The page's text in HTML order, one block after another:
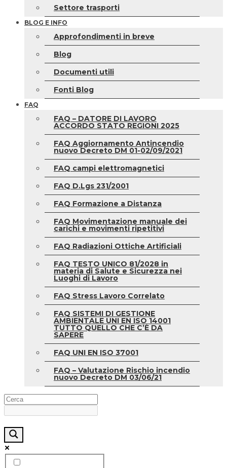
Settore trasporti
BLOG E INFO
Approfondimenti in breve
Blog
Documenti utili
Fonti Blog
FAQ
FAQ – DATORE DI LAVORO
ACCORDO STATO REGIONI 2025
FAQ Aggiornamento Antincendio
nuovo Decreto DM 01-02/09/2021
FAQ campi elettromagnetici
FAQ D.Lgs 231/2001
FAQ Formazione a Distanza
FAQ Movimentazione manuale dei
carichi e movimenti ripetitivi
FAQ Radiazioni Ottiche Artificiali
FAQ TESTO UNICO 81/2028 in
materia di Salute e Sicurezza nei
Luoghi di Lavoro
FAQ Stress Lavoro Correlato
FAQ SISTEMI DI GESTIONE
AMBIENTALE UNI EN ISO 14001
TUTTO QUELLO CHE C’È DA
SAPERE
FAQ UNI EN ISO 37001
FAQ – Valutazione Rischio incendio
nuovo Decreto DM 03/06/21